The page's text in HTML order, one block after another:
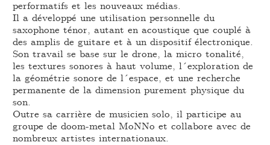
performatifs et les nouveaux médias.
Il a développé une utilisation personnelle du
saxophone ténor, autant en acoustique que couplé à
des amplis de guitare et à un dispositif électronique.
Son travail se base sur le drone, la micro tonalité,
les textures sonores à haut volume, l´exploration de
la géométrie sonore de l´espace, et une recherche
permanente de la dimension purement physique du
son.
Outre sa carrière de musicien solo, il participe au
groupe de doom-metal MoNNo et collabore avec de
nombreux artistes internationaux.